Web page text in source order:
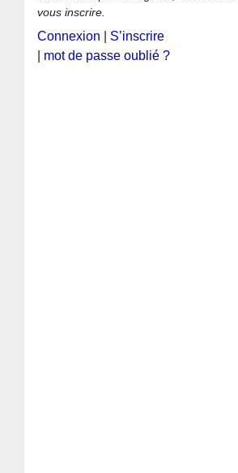
vous inscrire.
Connexion
S’inscrire
mot de passe oublié ?